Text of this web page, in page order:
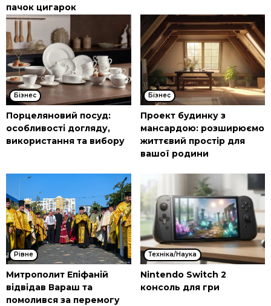
пачок цигарок
Бізнес
Порцеляновий посуд:
особливості догляду,
використання та вибору
Бізнес
Проект будинку з
мансардою: розширюємо
життєвий простір для
вашої родини
Рівне
Митрополит Епіфаній
відвідав Вараш та
помолився за перемогу
Техніка/Наука
Nintendo Switch 2
консоль для гри